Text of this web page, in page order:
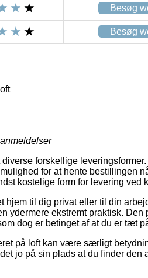
Besøg
Besøg
anmeldelser
forskellige
for at hente bestillingen
kostelige form for levering ved
hjem til dig privat eller til din
ydermere ekstremt praktisk. Den
dog er betinget af at du er tæt
på loft kan være særligt
jo på sin plads at du finder den